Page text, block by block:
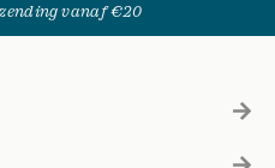
vanaf €20